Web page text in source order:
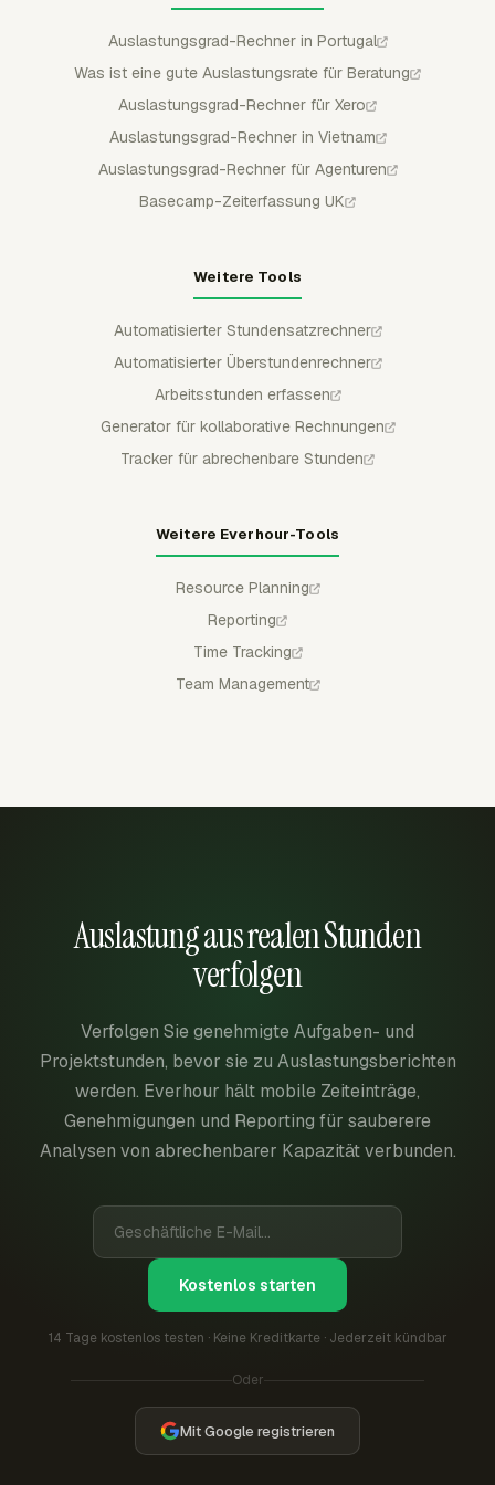
Auslastungsgrad-Rechner in Portugal
Was ist eine gute Auslastungsrate für Beratung
Auslastungsgrad-Rechner für Xero
Auslastungsgrad-Rechner in Vietnam
Auslastungsgrad-Rechner für Agenturen
Basecamp-Zeiterfassung UK
Weitere Tools
Automatisierter Stundensatzrechner
Automatisierter Überstundenrechner
Arbeitsstunden erfassen
Generator für kollaborative Rechnungen
Tracker für abrechenbare Stunden
Weitere Everhour-Tools
Resource Planning
Reporting
Time Tracking
Team Management
Auslastung aus realen Stunden
verfolgen
Verfolgen Sie genehmigte Aufgaben- und
Projektstunden, bevor sie zu Auslastungsberichten
werden. Everhour hält mobile Zeiteinträge,
Genehmigungen und Reporting für sauberere
Analysen von abrechenbarer Kapazität verbunden.
Kostenlos starten
14 Tage kostenlos testen · Keine Kreditkarte · Jederzeit kündbar
Oder
Mit Google registrieren